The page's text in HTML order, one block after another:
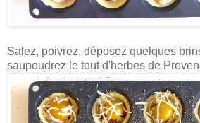
Salez, poivrez, déposez quelques
saupoudrez le tout d'herbes de